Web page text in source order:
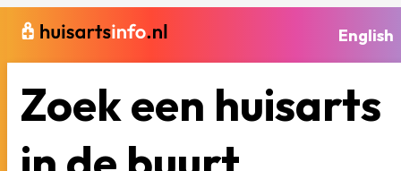
English
Zoek een huisarts